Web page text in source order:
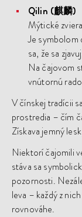
Qilin (麒麟)
Mýtické
Je
sa, že sa
Na čajovom
vnútornú
V čínskej tradícii
prostredia – čím
Získava jemný
Niektorí čajomili
stáva sa
pozornosti.
leva – každý z
rovnováhe.